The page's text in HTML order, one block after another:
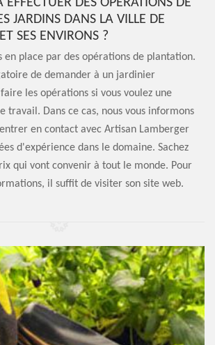
DES OPÉRATIONS DE
JARDINS DANS LA VILLE DE
SES ENVIRONS ?
en place par des opérations de plantation.
de demander à un jardinier
les opérations si vous voulez une
travail. Dans ce cas, nous vous informons
en contact avec Artisan Lamberger
d'expérience dans le domaine. Sachez
qui vont convenir à tout le monde. Pour
il suffit de visiter son site web.